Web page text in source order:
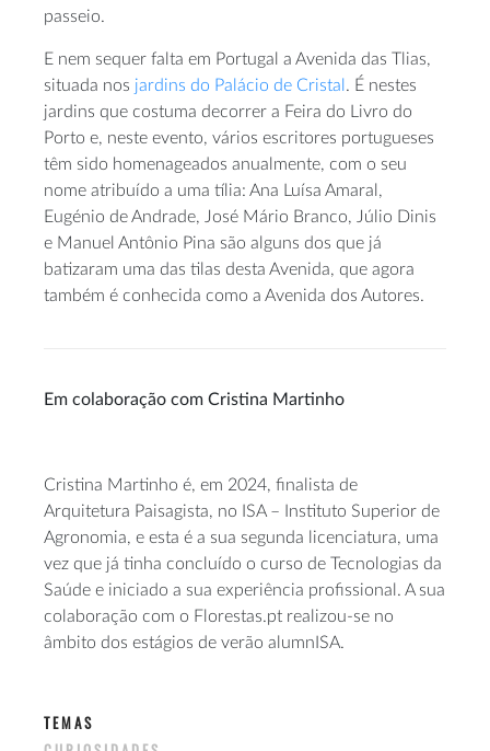
passeio.
E nem sequer falta em Portugal a Avenida das Tlias,
situada nos jardins do Palácio de Cristal . É nestes
jardins que costuma decorrer a Feira do Livro do
Porto e, neste evento, vários escritores portugueses
têm sido homenageados anualmente, com o seu
nome atribuído a uma tília: Ana Luísa Amaral,
Eugénio de Andrade, José Mário Branco, Júlio Dinis
e Manuel Antônio Pina são alguns dos que já
batizaram uma das tilas desta Avenida, que agora
também é conhecida como a Avenida dos Autores.
Em colaboração com Cristina Martinho
Cristina Martinho é, em 2024, finalista de
Arquitetura Paisagista, no ISA – Instituto Superior de
Agronomia, e esta é a sua segunda licenciatura, uma
vez que já tinha concluído o curso de Tecnologias da
Saúde e iniciado a sua experiência profissional. A sua
colaboração com o Florestas.pt realizou-se no
âmbito dos estágios de verão alumnISA.
TEMAS